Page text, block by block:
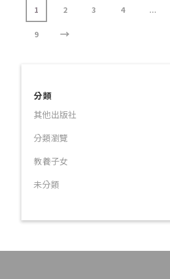
1 2 3 4 ...
9 →
分類
其他出版社
分類瀏覽
教養子女
未分類